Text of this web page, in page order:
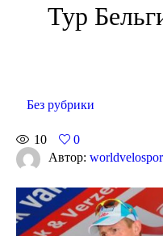
Тур
Без рубрики
10
0
Автор: